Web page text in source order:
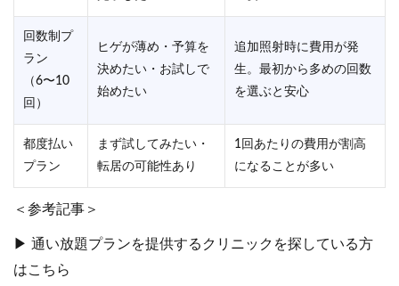
回数制プ
ラン
（6〜10
回）
ヒゲが薄め・予算を
決めたい・お試しで
始めたい
追加照射時に費用が発
生。最初から多めの回数
を選ぶと安心
都度払い
プラン
まず試してみたい・
転居の可能性あり
1回あたりの費用が割高
になることが多い
＜参考記事＞
▶ 通い放題プランを提供するクリニックを探している方
はこちら